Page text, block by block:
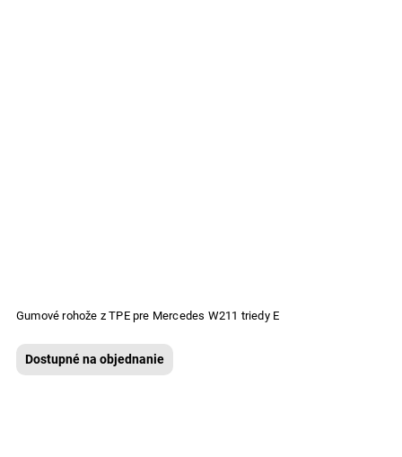
Gumové rohože z TPE pre Mercedes W211 triedy E
Dostupné na objednanie